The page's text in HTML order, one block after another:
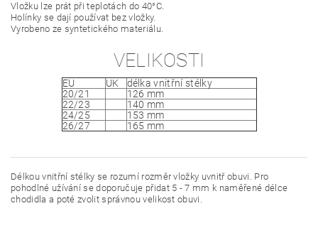
Vložku lze prát při teplotách do 40°C.
Holínky se dají používat bez vložky.
Vyrobeno ze syntetického materiálu.
VELIKOSTI
EU UK
délka vnitřní stélky
20/21
126 mm
22/23
140 mm
24/25
153 mm
26/27
165 mm
Délkou vnitřní stélky se rozumí rozměr vložky uvnitř obuvi. Pro
pohodlné užívání se doporučuje přidat 5 - 7 mm k naměřené délce
chodidla a poté zvolit správnou velikost obuvi.